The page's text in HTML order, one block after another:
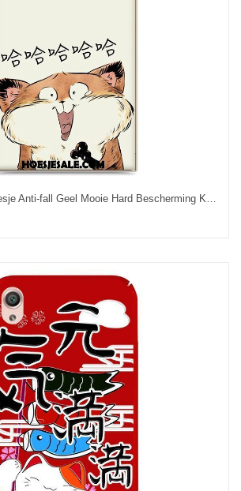
Sony Xperia E5 Hoesje Anti-fall Geel Mooie Hard Bescherming Kopen